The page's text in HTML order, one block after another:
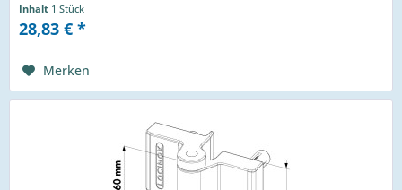
Inhalt 1 Stück
28,83 € *
Merken